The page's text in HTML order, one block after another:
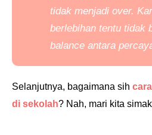
tidak menjadi over.
berlebihan tentu tidak
balance antara
Selanjutnya, bagaimana sih
di sekolah? Nah, mari kita